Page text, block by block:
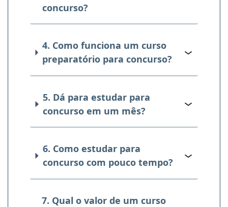
concurso?
4. Como funciona um curso
preparatório para concurso?
5. Dá para estudar para
concurso em um mês?
6. Como estudar para
concurso com pouco tempo?
7. Qual o valor de um curso